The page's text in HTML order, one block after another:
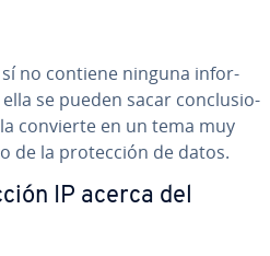
no contiene ninguna in­fo­r­
se pueden sacar co­n­clu­sio­
convierte en un tema muy
de la pro­te­c­ción de datos.
IP acerca del